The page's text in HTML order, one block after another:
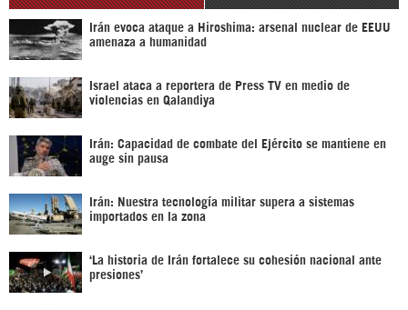
Irán evoca ataque a Hiroshima: arsenal nuclear de EEUU
amenaza a humanidad
Israel ataca a reportera de Press TV en medio de
violencias en Qalandiya
Irán: Capacidad de combate del Ejército se mantiene en
auge sin pausa
Irán: Nuestra tecnología militar supera a sistemas
importados en la zona
‘La historia de Irán fortalece su cohesión nacional ante
presiones’